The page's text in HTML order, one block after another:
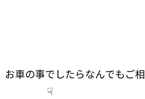
お車の事でしたらなんでもご
☟